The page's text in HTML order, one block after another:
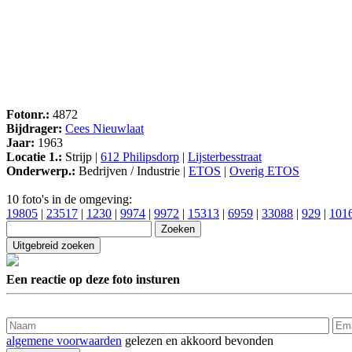
Fotonr.: 4872
Bijdrager: Cees Nieuwlaat
Jaar: 1963
Locatie 1.: Strijp | 612 Philipsdorp
Lijsterbesstraat
Onderwerp.: Bedrijven / Industrie | ETOS Overig ETOS
10 foto's in de omgeving:
19805
23517 1230 9974 9972 15313 6959 33088 929
Een reactie op deze foto insturen
algemene voorwaarden gelezen en akkoord bevonden